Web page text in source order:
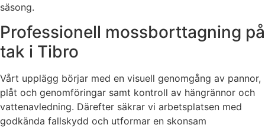
säsong.
Professionell mossborttagning på
tak i Tibro
Vårt upplägg börjar med en visuell genomgång av pannor,
plåt och genomföringar samt kontroll av hängrännor och
vattenavledning. Därefter säkrar vi arbetsplatsen med
godkända fallskydd och utformar en skonsam